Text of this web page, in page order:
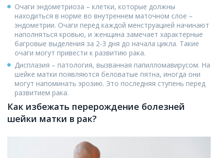
Очаги эндометриоза – клетки, которые должны
находиться в норме во внутреннем маточном слое –
эндометрии. Очаги перед каждой менструацией начинают
наполняться кровью, и женщина замечает характерные
багровые выделения за 2-3 дня до начала цикла. Такие
очаги могут привести к развитию рака.
Дисплазия – патология, вызванная папилломавирусом. На
шейке матки появляются беловатые пятна, иногда они
могут напоминать эрозию. Это последняя ступень перед
развитием рака.
Как избежать перерождение болезней
шейки матки в рак?